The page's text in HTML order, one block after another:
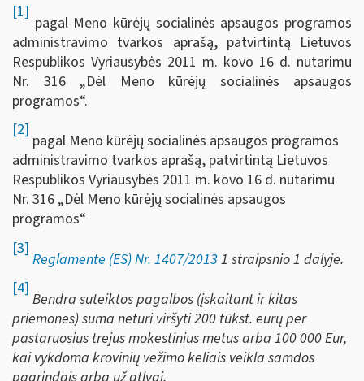
[1]
pagal Meno kūrėjų socialinės apsaugos programos
administravimo tvarkos aprašą, patvirtintą Lietuvos
Respublikos Vyriausybės 2011 m. kovo 16 d. nutarimu
Nr. 316 „Dėl Meno kūrėjų socialinės apsaugos
programos“.
[2]
pagal Meno kūrėjų socialinės apsaugos programos
administravimo tvarkos aprašą, patvirtintą Lietuvos
Respublikos Vyriausybės 2011 m. kovo 16 d. nutarimu
Nr. 316 „Dėl Meno kūrėjų socialinės apsaugos
programos“
[3]
Reglamente (ES) Nr. 1407/20131 straipsnio 1 dalyje.
[4]
Bendra suteiktos pagalbos (įskaitant ir kitas
priemones) suma neturi viršyti 200 tūkst. eurų per
pastaruosius trejus mokestinius metusarba 100 000 Eur,
kai vykdoma krovinių vežimo keliais veikla samdos